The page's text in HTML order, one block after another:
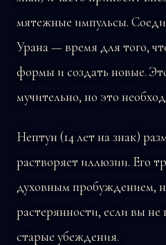
мятежные импульсы.
Урана — время для того,
формы и создать новые.
мучительно, но это
Нептун (14 лет на знак)
растворяет иллюзии. Его
духовным пробуждением,
растерянности, если вы не
старые убеждения.